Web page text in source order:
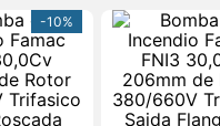
-10%